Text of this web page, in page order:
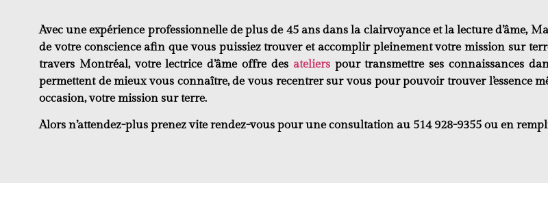
Avec uneexpérience professionnellede plus de 45 ansdans la clairvoyance et la lecture d’âme,
de votre conscienceafin que vous puissieztrouveret accomplirpleinement votre mission sur
travers Montréal, votrelectrice d’âmeoffre des atelierspour transmettre ses connaissances
permettent demieux vous connaître, de vous recentrer sur vous pour pouvoir trouver l’essence
occasion, votremission sur terre.
Alors n’attendez-plus prenez vite rendez-vous pour une consultation au 514 928-9355 ou en